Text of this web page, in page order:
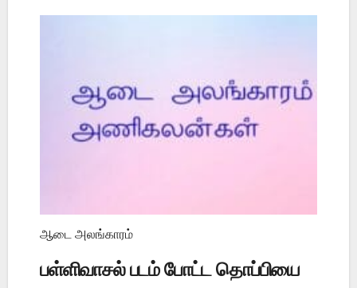
ஆடை அலங்காரம்
பள்ளிவாசல் படம் போட்ட தொப்பியை